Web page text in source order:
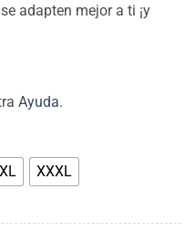
adapten mejor a ti ¡y
Ayuda.
XXXL